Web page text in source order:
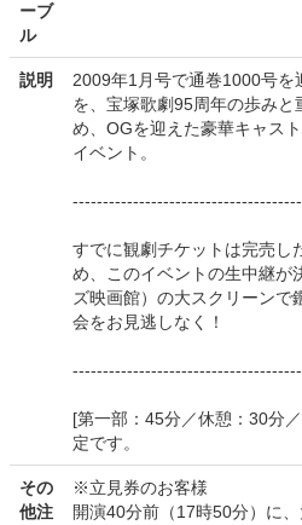
ーブ
ル
説明
2009年1月号で通巻1000号を
を、宝塚歌劇95周年の歩み
め、OGを迎えた豪華キャス
イベント。
すでに観劇チケットは完売し
め、このイベントの生中継が
ズ映画館）の大スクリーンで
会をお見逃しなく！
[第一部：45分／休憩：30分
定です。
その
他注
※立見券のお客様
開演40分前（17時50分）に